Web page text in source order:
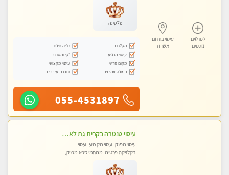
לפרטים
נוספים
עיסוי בדרום
אשדוד
פלטינה
מקלחת
חניה חינם
עיסוי מרגיע
נקי ומסודר
מקום פרטי
עיסוי מקצועי
תמונה אמיתית
דוברת עיברית
055-4531897
עיסוי טנטרה בקרית גת לא מה שחשבת הרבה יותר ממה שדמיינת פרטי!!! Highly recommended
עיסוי מפנק, עיסוי מקצועי, עיסוי
בקלניקה פרטית, מתחמי ספא מפנק,